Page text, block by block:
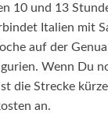
10 und 13
Italien mit
auf der
Wenn Du
die Strecke
an.